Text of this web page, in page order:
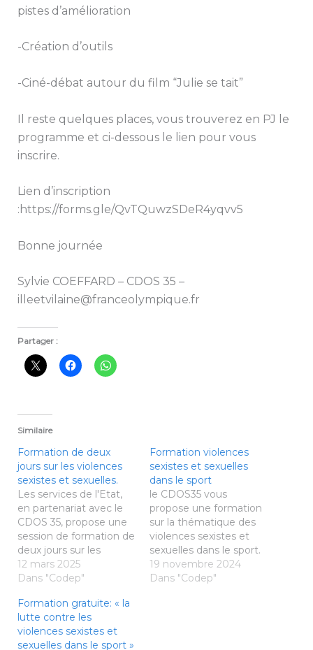
pistes d’amélioration
-Création d’outils
-Ciné-débat autour du film “Julie se tait”
Il reste quelques places, vous trouverez en PJ le
programme et ci-dessous le lien pour vous
inscrire.
Lien d’inscription
:https://forms.gle/QvTQuwzSDeR4yqvv5
Bonne journée
Sylvie COEFFARD – CDOS 35 –
illeetvilaine@franceolympique.fr
Partager :
Similaire
Formation de deux
jours sur les violences
sexistes et sexuelles.
Les services de l'Etat,
en partenariat avec le
CDOS 35, propose une
session de formation de
deux jours sur les
violences sexistes et
sexuelles. Dates : Jeudi
(9h30/12h30 et
13h30/17h) et Lundi 19
mai 2025 (9h30/12h30
12 mars 2025
Dans "Codep"
Formation violences
sexistes et sexuelles
dans le sport
le CDOS35 vous
propose une formation
sur la thématique des
violences sexistes et
sexuelles dans le sport.
La date, la forme et le
contenu de cette
19 novembre 2024
Dans "Codep"
Formation gratuite: « la
lutte contre les
violences sexistes et
sexuelles dans le sport »